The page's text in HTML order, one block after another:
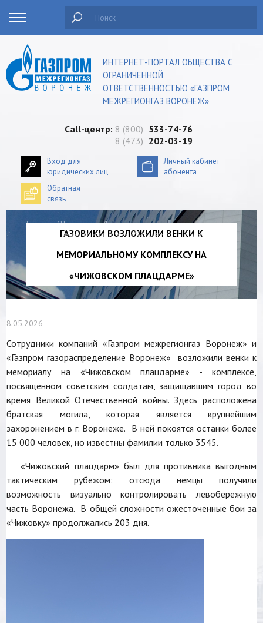
ИНТЕРНЕТ-ПОРТАЛ ОБЩЕСТВА С
ОГРАНИЧЕННОЙ
ОТВЕТСТВЕННОСТЬЮ «ГАЗПРОМ
МЕЖРЕГИОНГАЗ ВОРОНЕЖ»
Сall-центр: 8 (800) 533-74-76
8 (473) 202-03-19
Вход для
юридических лиц
Личный кабинет
абонента
Обратная
связь
Поиск
Главная/Пресс-центр/Газовики возложили венки к
мемориальному комплексу на «Чижовском плацдарме»
ГАЗОВИКИ ВОЗЛОЖИЛИ ВЕНКИ К
МЕМОРИАЛЬНОМУ КОМПЛЕКСУ НА
«ЧИЖОВСКОМ ПЛАЦДАРМЕ»
8.05.2026
Сотрудники компаний «Газпром межрегионгаз Воронеж» и
«Газпром газораспределение Воронеж» возложили венки к
мемориалу на «Чижовском плацдарме» - комплексе,
посвящённом советским солдатам, защищавшим город во
время Великой Отечественной войны. Здесь расположена
братская могила, которая является крупнейшим
захоронением в г. Воронеже. В ней покоятся останки более
15 000 человек, но известны фамилии только 3545.
«Чижовский плацдарм» был для противника выгодным
тактическим рубежом: отсюда немцы получили
возможность визуально контролировать левобережную
часть Воронежа. В общей сложности ожесточенные бои за
«Чижовку» продолжались 203 дня.